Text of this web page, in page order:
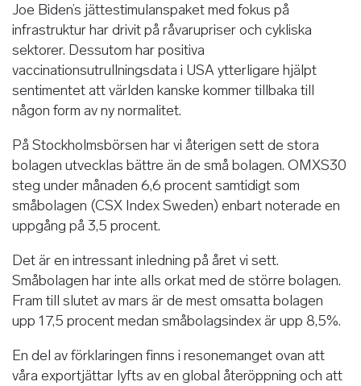
Joe Biden’s jättestimulanspaket med fokus på
infrastruktur har drivit på råvarupriser och cykliska
sektorer. Dessutom har positiva
vaccinationsutrullningsdata i USA ytterligare hjälpt
sentimentet att världen kanske kommer tillbaka till
någon form av ny normalitet.
På Stockholmsbörsen har vi återigen sett de stora
bolagen utvecklas bättre än de små bolagen. OMXS30
steg under månaden 6,6 procent samtidigt som
småbolagen (CSX Index Sweden) enbart noterade en
uppgång på 3,5 procent.
Det är en intressant inledning på året vi sett.
Småbolagen har inte alls orkat med de större bolagen.
Fram till slutet av mars är de mest omsatta bolagen
upp 17,5 procent medan småbolagsindex är upp 8,5%.
En del av förklaringen finns i resonemanget ovan att
våra exportjättar lyfts av en global återöppning och att